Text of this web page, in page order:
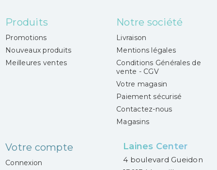
Produits
Promotions
Nouveaux produits
Meilleures ventes
Notre société
Livraison
Mentions légales
Conditions Générales de
vente - CGV
Votre magasin
Paiement sécurisé
Contactez-nous
Magasins
Votre compte
Connexion
Laines Center
4 boulevard Gueidon